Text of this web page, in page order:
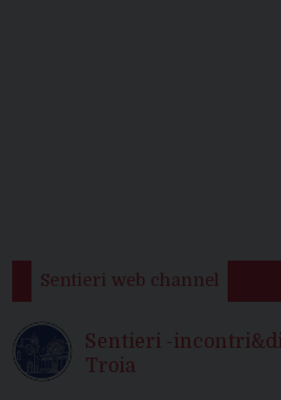
Sentieri web channel
Sentieri -
Troia